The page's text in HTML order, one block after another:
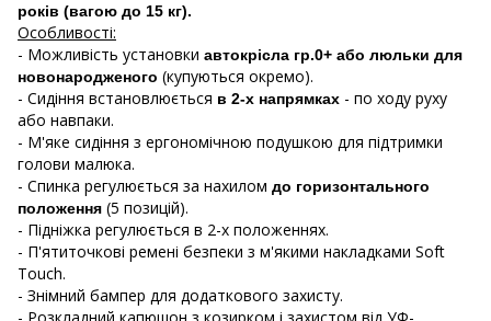
років (вагою до 15 кг).
Особливості:
- Можливість установки автокрісла гр.0+ або люльки для
новонародженого (купуються окремо).
- Сидіння встановлюється в 2-х напрямках - по ходу руху
або навпаки.
- М'яке сидіння з ергономічною подушкою для підтримки
голови малюка.
- Спинка регулюється за нахилом до горизонтального
положення (5 позицій).
- Підніжка регулюється в 2-х положеннях.
- П'ятиточкові ремені безпеки з м'якими накладками Soft
Touch.
- Знімний бампер для додаткового захисту.
- Розкладний капюшон з козирком і захистом від УФ-